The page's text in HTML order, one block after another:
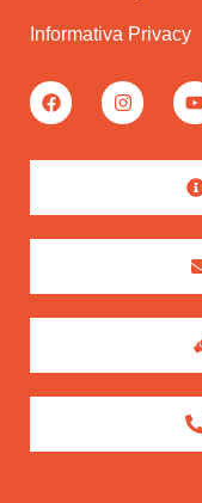
Informativa Privacy